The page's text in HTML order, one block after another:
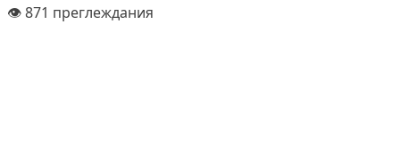
👁️ 871 преглеждания